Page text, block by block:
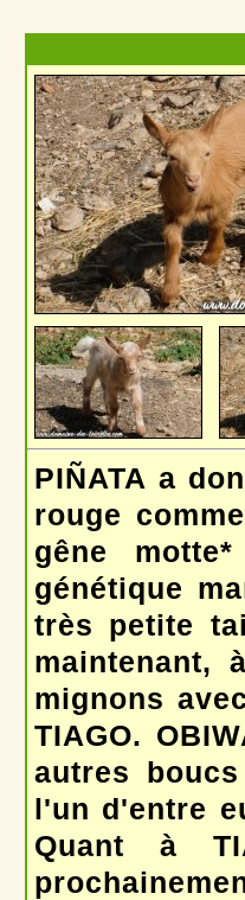
PIÑATA a
rouge
gêne
génétique
très petite
maintenant,
mignons
TIAGO.
autres
l'un d'entre
Quant à